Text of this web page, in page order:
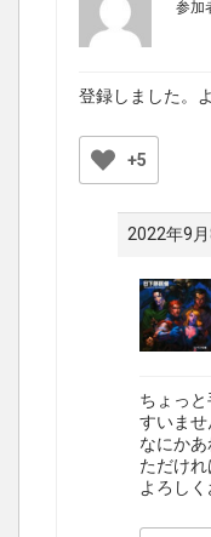
参加
登録しました。
+5
2022年9
ちょっ
すいませ
なにか
ただけれ
よろしく